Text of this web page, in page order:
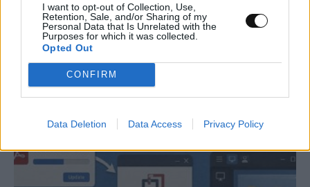
I want to opt-out of Collection, Use,
Retention, Sale, and/or Sharing of my
Personal Data that Is Unrelated with the
Purposes for which it was collected.
Opted Out
CONFIRM
Data Deletion Data Access Privacy Policy
χρησιμοποιημένο πυρηνικό καύσιμο μετά
την απενεργοποίηση αντιδραστήρα
ΕΠΙΣΤΉΜΗ 19:00, 06/08/2026